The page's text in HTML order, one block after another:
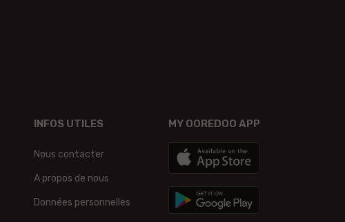
INFOS UTILES
Nous contacter
A propos de nous
Données personnelles
MY OOREDOO APP